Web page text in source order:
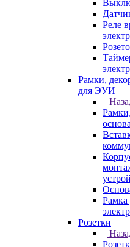
Реле
Рамки,
для ЭУИ
Рамка
Розетки